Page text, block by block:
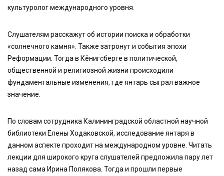
культуролог международного уровня.
Слушателям расскажут об истории поиска и обработки
«солнечного камня». Также затронут и события эпохи
Реформации. Тогда в Кёнигсберге в политической,
общественной и религиозной жизни происходили
фундаментальные изменения, где янтарь сыграл важное
значение.
По словам сотрудника Калининградской областной научной
библиотеки Елены Ходаковской, исследование янтаря в
данном аспекте проходит на международном уровне. Читать
лекции для широкого круга слушателей предложила пару лет
назад сама Ирина Полякова. Тогда и прошли первые